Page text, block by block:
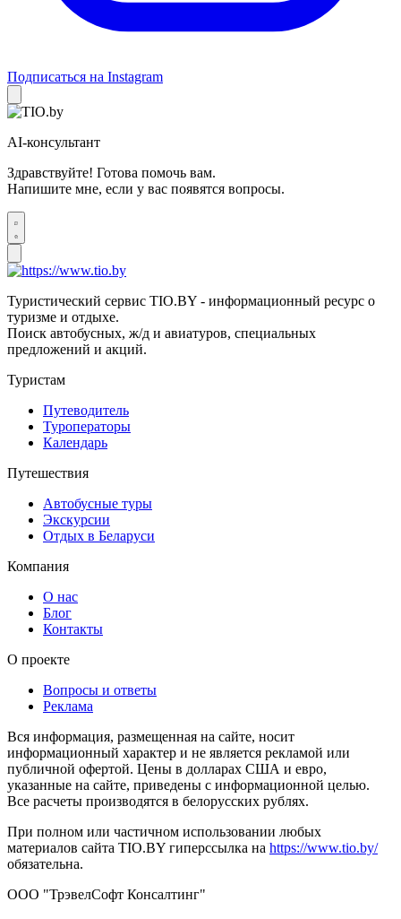
Подписаться на Instagram
AI-консультант
Здравствуйте! Готова помочь вам.
Напишите мне, если у вас появятся вопросы.
Туристический сервис TIO.BY - информационный ресурс о
туризме и отдыхе.
Поиск автобусных, ж/д и авиатуров, специальных
предложений и акций.
Туристам
Путеводитель
Туроператоры
Календарь
Путешествия
Автобусные туры
Экскурсии
Отдых в Беларуси
Компания
О нас
Блог
Контакты
О проекте
Вопросы и ответы
Реклама
Вся информация, размещенная на сайте, носит
информационный характер и не является рекламой или
публичной офертой. Цены в долларах США и евро,
указанные на сайте, приведены с информационной целью.
Все расчеты производятся в белорусских рублях.
При полном или частичном использовании любых
материалов сайта TIO.BY гиперссылка на https://www.tio.by/
обязательна.
ООО "ТрэвелСофт Консалтинг"